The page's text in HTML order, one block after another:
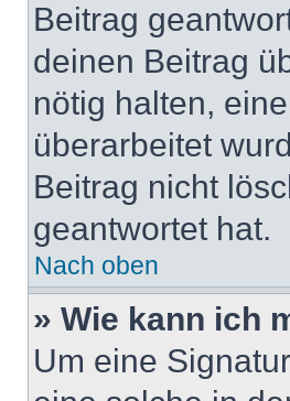
Beitrag
deinen Beitrag
nötig halten,
überarbeitet
Beitrag nicht
geantwortet hat.
Nach oben
» Wie kann ich
Um eine